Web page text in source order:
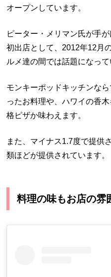
オープンしています。
ピーター・メリマン氏が手
初出店として、2012年12月
ルメ達の間では話題になって
モンキーポッドキッチンな
ったお料理や、ハワイの香
格ピザか味わえます。
また、マイナス1.7度で提供
類ほどが提供されています。
料理の味もお店の雰